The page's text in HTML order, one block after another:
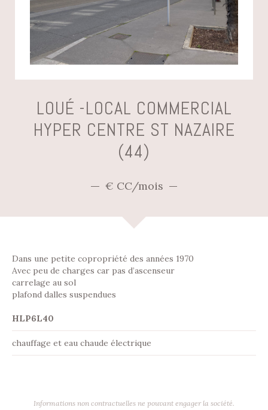
LOUÉ -LOCAL COMMERCIAL
HYPER CENTRE ST NAZAIRE
(44)
€ CC/mois
Dans une petite copropriété des années 1970
Avec peu de charges car pas d’ascenseur
carrelage au sol
plafond dalles suspendues
HLP6L40
chauffage et eau chaude électrique
Informations non contractuelles ne pouvant engager la société.